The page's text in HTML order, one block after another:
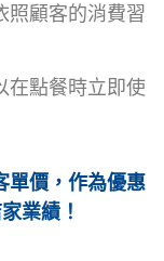
照顧客的消費習
在點餐時立即使
單價，作為優惠
業績！